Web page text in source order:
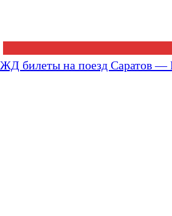
ЖД билеты на поезд Саратов —